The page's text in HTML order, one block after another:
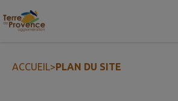
Contenu
ACCUEIL>PLAN DU SITE